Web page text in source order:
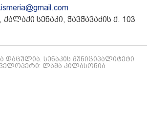
სენაკი, ჭავჭავაძის ქ. 103
სენაკის მუნიციპალიტეტი
ლაშა კილასონია